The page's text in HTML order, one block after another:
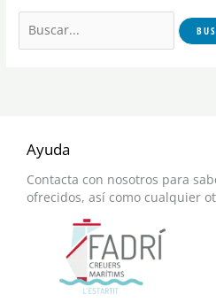
Ayuda
Contacta con nosotros para
ofrecidos, así como cualquier